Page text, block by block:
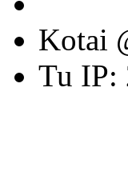
Kotai
Tu IP: